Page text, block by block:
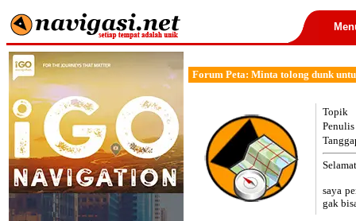
Forum Peta: Minta tolong dunk
Topik
Penulis
saya
gak